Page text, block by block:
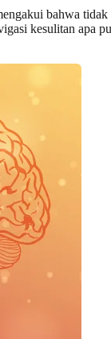
bahwa
kesulitan apa